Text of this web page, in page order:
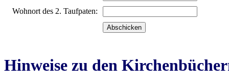
Wohnort des 2. Taufpaten:
Hinweise zu den